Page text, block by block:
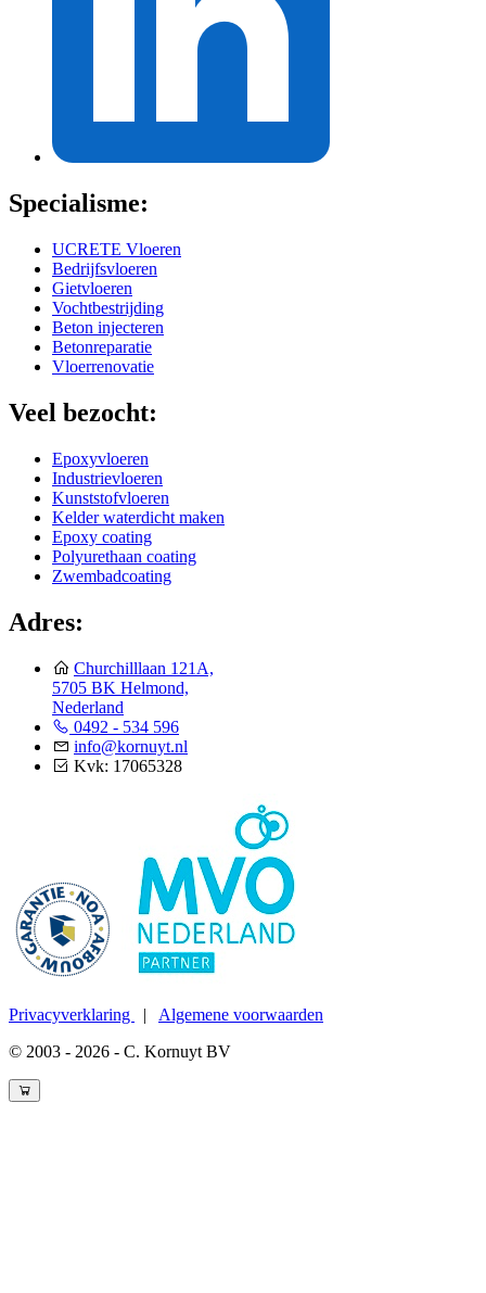
Specialisme:
UCRETE Vloeren
Bedrijfsvloeren
Gietvloeren
Vochtbestrijding
Beton injecteren
Betonreparatie
Vloerrenovatie
Veel bezocht:
Epoxyvloeren
Industrievloeren
Kunststofvloeren
Kelder waterdicht maken
Epoxy coating
Polyurethaan coating
Zwembadcoating
Adres:
Churchilllaan 121A,
5705 BK Helmond,
Nederland
0492 - 534 596
info@kornuyt.nl
Kvk: 17065328
Privacyverklaring | Algemene voorwaarden
© 2003 - 2026 - C. Kornuyt BV